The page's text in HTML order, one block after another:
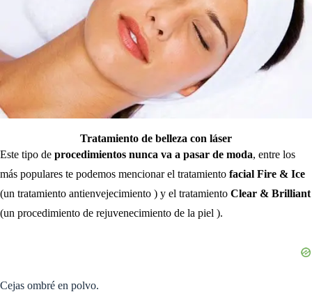
Tratamiento de belleza con láser
Este tipo de procedimientos nunca va a pasar de moda, entre los
más populares te podemos mencionar el tratamiento facial Fire & Ice
(un tratamiento antienvejecimiento ) y el tratamiento Clear & Brilliant
(un procedimiento de rejuvenecimiento de la piel ).
Cejas ombré en polvo.